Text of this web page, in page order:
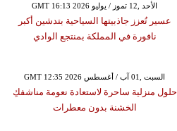
GMT 16:13 2026 الأحد ,12 تموز / يوليو
عسير تُعزز جاذبيتها السياحية بتدشين أكبر
نافورة في المملكة بمنتجع الوادي
GMT 12:35 2026 السبت ,01 آب / أغسطس
حلول منزلية ساحرة لاستعادة نعومة مناشفكِ
الخشنة بدون معطرات